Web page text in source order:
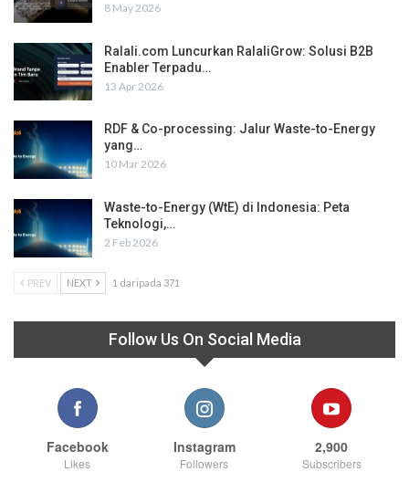
8 May 2026
Ralali.com Luncurkan RalaliGrow: Solusi B2B
Enabler Terpadu…
13 Apr 2026
RDF & Co-processing: Jalur Waste-to-Energy
yang…
10 Mar 2026
Waste-to-Energy (WtE) di Indonesia: Peta
Teknologi,…
2 Feb 2026
PREV NEXT 1 daripada 371
Follow Us On Social Media
Facebook
Likes
Instagram
Followers
2,900
Subscribers